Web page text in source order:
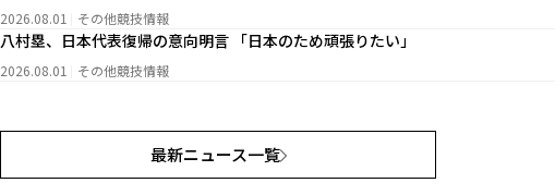
2026.08.01 その他競技情報
八村塁、日本代表復帰の意向明言 「日本のため頑張りたい」
2026.08.01 その他競技情報
最新ニュース一覧